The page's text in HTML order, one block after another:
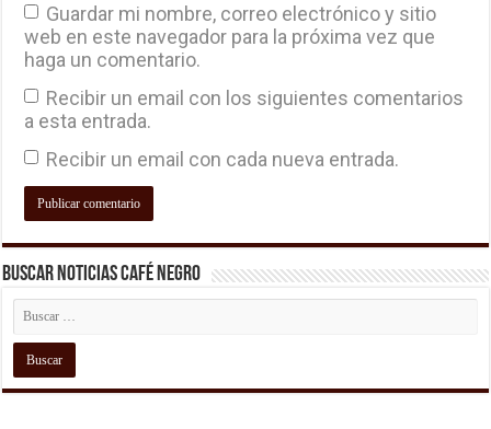
Guardar mi nombre, correo electrónico y sitio
web en este navegador para la próxima vez que
haga un comentario.
Recibir un email con los siguientes comentarios
a esta entrada.
Recibir un email con cada nueva entrada.
Buscar Noticias Café Negro